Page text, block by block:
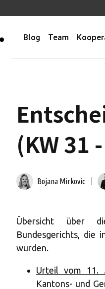
Blog Team
(KW 31
Bojana Mirkovic
Übersicht über
Bundesgerichts, die
wurden.
Urteil vom 11.
Kantons- und